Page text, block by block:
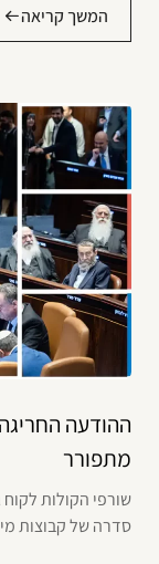
המשך קריאה
ההודעה
מתפורר
שורפי הקולות
סדרה של קבוצות